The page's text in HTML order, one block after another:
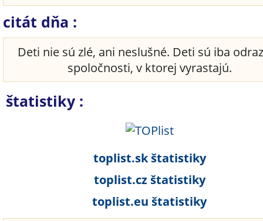
citát dňa :
Deti nie sú zlé, ani neslušné. Deti sú iba
spoločnosti, v ktorej vyrastajú.
štatistiky :
toplist.sk štatistiky
toplist.cz štatistiky
toplist.eu štatistiky